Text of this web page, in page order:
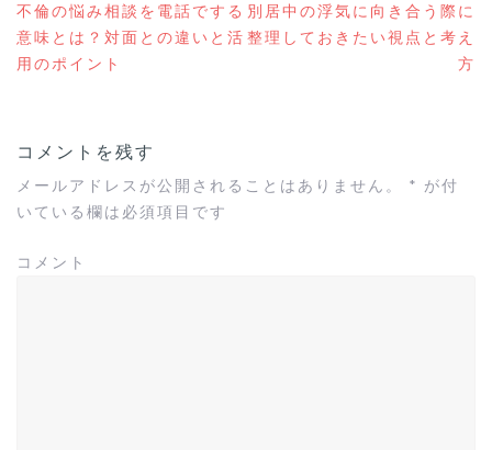
投
稿
ナ
シ
ョ
ン
不倫の悩み相談を電話でする
意味とは？対面との違いと活
用のポイント
別居中の浮気に向き合う際に
整理しておきたい視点と考え
方
コメントを残す
メールアドレスが公開されることはありません。 * が付
いている欄は必須項目です
コメント